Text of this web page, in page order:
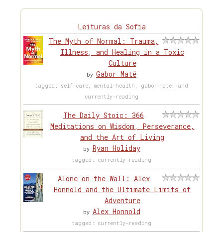
Leituras da Sofia
The Myth of Normal: Trauma,
Illness, and Healing in a Toxic
Culture
by Gabor Maté
tagged: self-care, mental-health, gabor-maté, and
currently-reading
The Daily Stoic: 366
Meditations on Wisdom, Perseverance,
and the Art of Living
by Ryan Holiday
tagged: currently-reading
Alone on the Wall: Alex
Honnold and the Ultimate Limits of
Adventure
by Alex Honnold
tagged: currently-reading